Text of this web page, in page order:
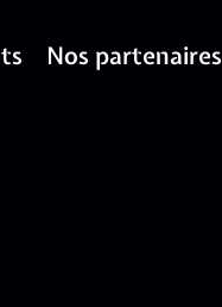
Nos partenaires